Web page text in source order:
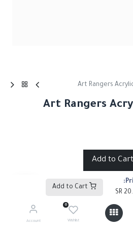
0
Wishlist
Account
Art Rangers
Art Rangers